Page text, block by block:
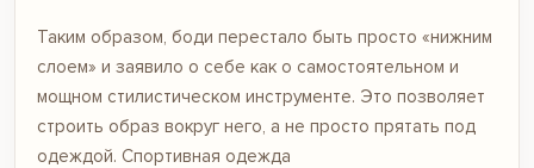
Таким образом, боди перестало быть просто «нижним
слоем» и заявило о себе как о самостоятельном и
мощном стилистическом инструменте. Это позволяет
строить образ вокруг него, а не просто прятать под
одеждой. Спортивная одежда